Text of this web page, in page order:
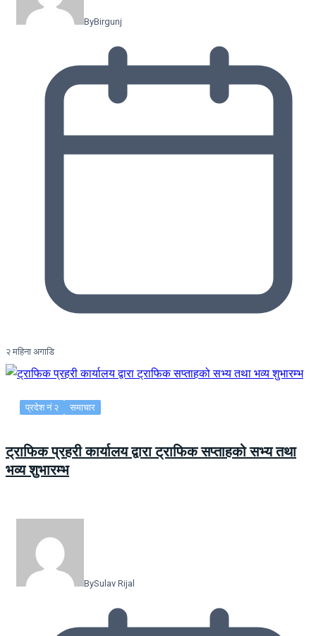
ByBirgunj
२ महिना अगाडि
प्रदेश नं २ समाचार
ट्राफिक प्रहरी कार्यालय द्वारा ट्राफिक सप्ताहको सभ्य तथा
भव्य शुभारम्भ
BySulav Rijal